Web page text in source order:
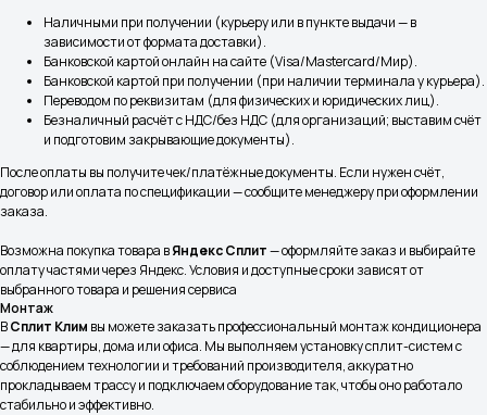
Наличными при получении (курьеру или в пункте выдачи — в
зависимости от формата доставки).
Банковской картой онлайн на сайте (Visa/Mastercard/Мир).
Банковской картой при получении (при наличии терминала у курьера).
Переводом по реквизитам (для физических и юридических лиц).
Безналичный расчёт с НДС/без НДС (для организаций; выставим счёт
и подготовим закрывающие документы).
После оплаты вы получите чек/платёжные документы. Если нужен счёт,
договор или оплата по спецификации — сообщите менеджеру при оформлении
заказа.
Возможна покупка товара вЯндекс Сплит— оформляйте заказ и выбирайте
оплату частями через Яндекс. Условия и доступные сроки зависят от
выбранного товара и решения сервиса
Монтаж
ВСплит Клим вы можете заказать профессиональный монтаж кондиционера
— для квартиры, дома или офиса. Мы выполняем установку сплит-систем с
соблюдением технологии и требований производителя, аккуратно
прокладываем трассу и подключаем оборудование так, чтобы оно работало
стабильно и эффективно.
ООО «СплитКлим»
ОГРН:1225000058007
Разделы Реквизиты
Классические Сплит-Системы
Тепловые насосы
Полупромышленные кондиционеры
О компании
Услуги
Монтаж кондиционеров
Ремонт сплит-систем